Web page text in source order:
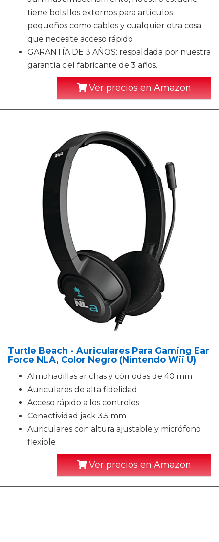
tiene bolsillos externos para artículos
pequeños como cables y cualquier otra cosa
que necesite acceso rápido
GARANTÍA DE 3 AÑOS: respaldada por nuestra
garantía del fabricante de 3 años.
Ver precios en Amazon
Turtle Beach - Auriculares Para Gaming Ear
Force NLA, Color Negro (Nintendo Wii U)
Almohadillas anchas y cómodas de 40 mm
Auriculares de alta fidelidad
Acceso rápido a los controles
Conectividad jack 3.5 mm
Auriculares con altura ajustable y micrófono
flexible
Ver precios en Amazon